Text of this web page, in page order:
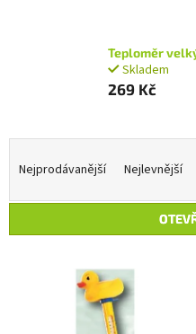
Teploměr
Skladem
269 Kč
e
Nejprodávanější Nejlevnější